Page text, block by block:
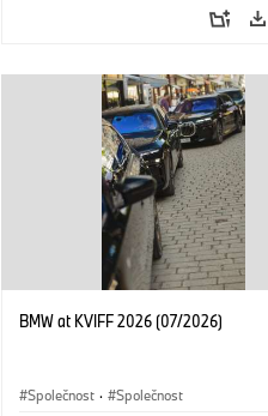
BMW at KVIFF 2026 (07/2026)
Společnost · Společnost